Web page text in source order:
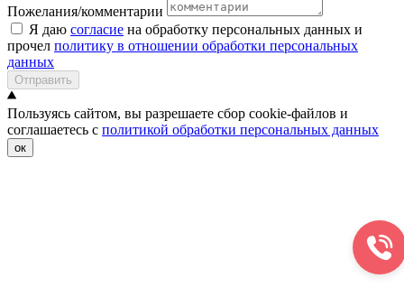
Пожелания/комментарии
Я даю согласие на обработку персональных данных и
прочел политику в отношении обработки персональных
данных
Отправить
Пользуясь сайтом, вы разрешаете сбор cookie-файлов и
соглашаетесь с политикой обработки персональных данных
ок